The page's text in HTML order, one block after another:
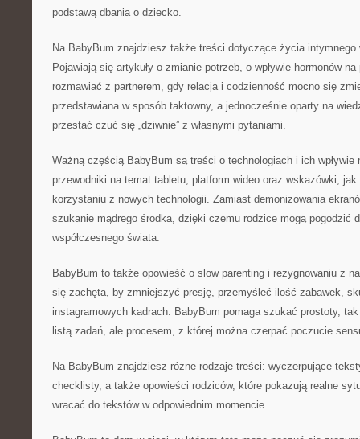
podstawą dbania o dziecko.
Na BabyBum znajdziesz także treści dotyczące życia
Pojawiają się artykuły o zmianie potrzeb, o wpływie hormonów
rozmawiać z partnerem, gdy relacja i codzienność mocno się
przedstawiana w sposób taktowny, a jednocześnie oparty na
przestać czuć się „dziwnie” z własnymi pytaniami.
Ważną częścią BabyBum są treści o technologiach i ich
przewodniki na temat tabletu, platform wideo oraz wskazówki,
korzystaniu z nowych technologii. Zamiast demonizowania
szukanie mądrego środka, dzięki czemu rodzice mogą pogodzić
współczesnego świata.
BabyBum to także opowieść o slow parenting i rezygnowaniu z
się zachęta, by zmniejszyć presję, przemyśleć ilość zabawek,
instagramowych kadrach. BabyBum pomaga szukać prostoty,
listą zadań, ale procesem, z której można czerpać poczucie
Na BabyBum znajdziesz różne rodzaje treści: wyczerpujące
checklisty, a także opowieści rodziców, które pokazują realne
wracać do tekstów w odpowiednim momencie.